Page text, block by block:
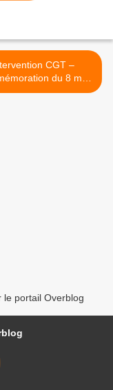
CGT –
du 8 mai
2018 >
le portail Overblog